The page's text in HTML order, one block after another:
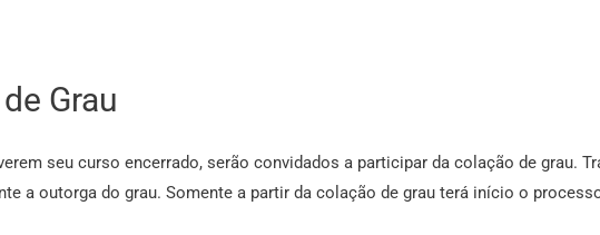
Grau
seu curso encerrado, serão convidados a participar da colação de grau.
a outorga do grau. Somente a partir da colação de grau terá início o